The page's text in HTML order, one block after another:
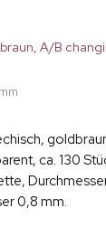
A/B
ca. 130
0,8 mm.